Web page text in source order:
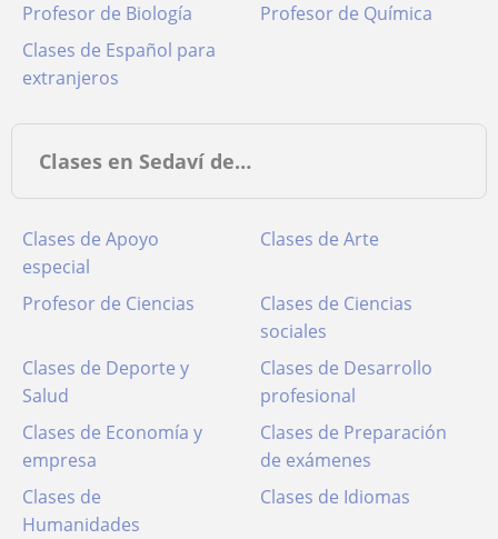
Profesor de Biología
Profesor de Química
Clases de Español para
extranjeros
Clases en Sedaví de…
Clases de Apoyo
especial
Clases de Arte
Profesor de Ciencias
Clases de Ciencias
sociales
Clases de Deporte y
Salud
Clases de Desarrollo
profesional
Clases de Economía y
empresa
Clases de Preparación
de exámenes
Clases de
Humanidades
Clases de Idiomas